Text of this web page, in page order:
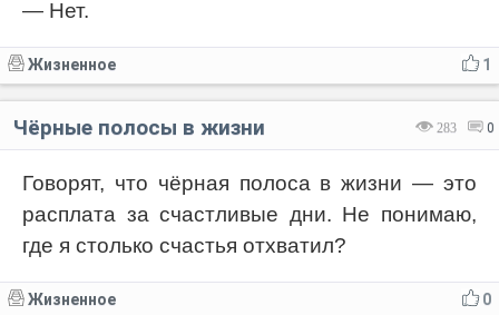
— Нет.
1
Жизненное
283 0
Чёрные полосы в жизни
Говорят, что чёрная полоса в жизни — это
расплата за счастливые дни. Не понимаю,
где я столько счастья отхватил?
0
Жизненное